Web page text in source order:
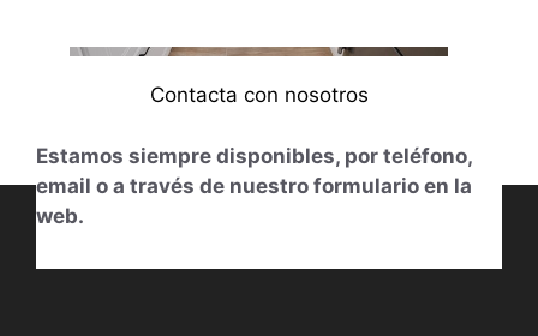
Contacta con nosotros
Estamos siempre disponibles, por teléfono,
email o a través de nuestro formulario en la
web.